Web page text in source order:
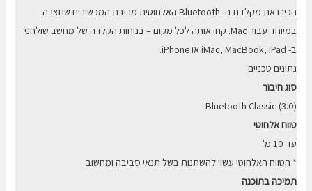
הכירו את מקלדת ה- Bluetooth האלחוטית מרובת המכשירים שנוצרה
במיוחד עבור Mac. קחו אותה לכל מקום – בנוחות הקלדה של מחשב שולחני
ב- iMac, MacBook, iPad או iPhone.
נתונים טכניים
סוג חיבור
Bluetooth Classic (3.0)
טווח אלחוטי
עד 10 מ'
* הטווח האלחוטי עשוי להשתנות בשל תנאי סביבה ומחשוב
תמיכה בתוכנה